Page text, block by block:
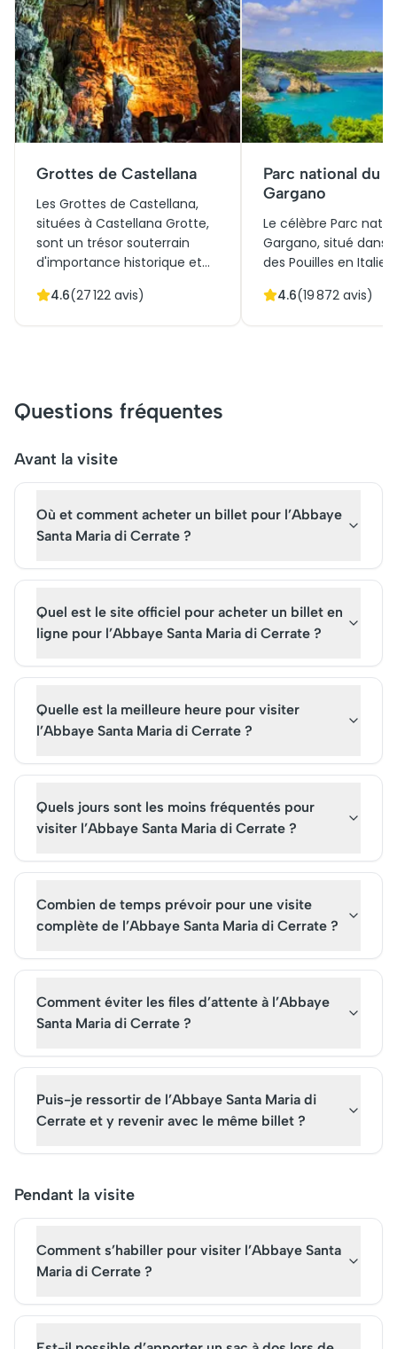
Grottes de Castellana
Les Grottes de Castellana,
situées à Castellana Grotte,
sont un trésor souterrain
d'importance historique et
1938, ces formations
admirer les stalactites et
stalagmites qui ornent les
de leur popularité croissante,
explorer ce site naturel
italien.
4.6(27 122 avis)
Parc national du
Gargano
Le célèbre Parc
Gargano, situé dans
des Pouilles en Italie,
pour les amoureux
découvrir sa beauté.
4.6(19 872 avis)
Questions fréquentes
Avant la visite
Où et comment acheter un billet pour l’Abbaye
Santa Maria di Cerrate ?
Quel est le site officiel pour acheter un billet en
ligne pour l’Abbaye Santa Maria di Cerrate ?
Quelle est la meilleure heure pour visiter
l’Abbaye Santa Maria di Cerrate ?
Quels jours sont les moins fréquentés pour
visiter l’Abbaye Santa Maria di Cerrate ?
Combien de temps prévoir pour une visite
complète de l’Abbaye Santa Maria di Cerrate ?
Comment éviter les files d’attente à l’Abbaye
Santa Maria di Cerrate ?
Puis-je ressortir de l’Abbaye Santa Maria di
Cerrate et y revenir avec le même billet ?
Pendant la visite
Comment s’habiller pour visiter l’Abbaye Santa
Maria di Cerrate ?